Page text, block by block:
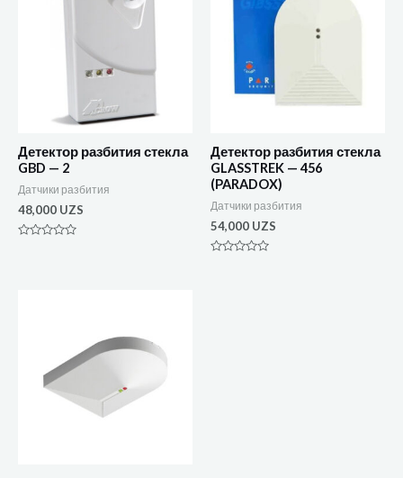
Детектор разбития стекла
GBD — 2
Датчики разбития
48,000 UZS
Детектор разбития стекла
GLASSTREK — 456
(PARADOX)
Датчики разбития
54,000 UZS